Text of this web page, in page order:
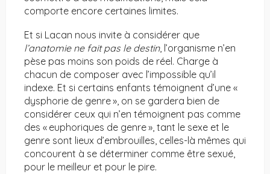
comporte encore certaines limites.
Et si Lacan nous invite à considérer que
l’anatomie ne fait pas le destin, l’organisme n’en
pèse pas moins son poids de réel. Charge à
chacun de composer avec l’impossible qu’il
indexe. Et si certains enfants témoignent d’une «
dysphorie de genre », on se gardera bien de
considérer ceux qui n’en témoignent pas comme
des « euphoriques de genre », tant le sexe et le
genre sont lieux d’embrouilles, celles-là mêmes qui
concourent à se déterminer comme être sexué,
pour le meilleur et pour le pire.